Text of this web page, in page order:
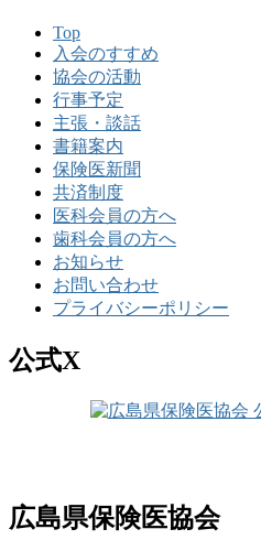
Top
入会のすすめ
協会の活動
行事予定
主張・談話
書籍案内
保険医新聞
共済制度
医科会員の方へ
歯科会員の方へ
お知らせ
お問い合わせ
プライバシーポリシー
公式X
広島県保険医協会